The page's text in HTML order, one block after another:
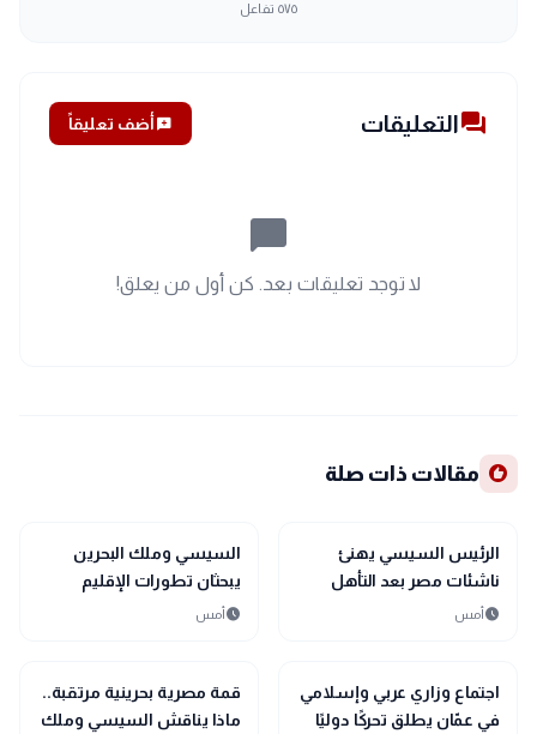
٥٧٥ تفاعل
forumالتعليقات add_commentأضف تعليقاً
chat_bubble_outline
لا توجد تعليقات بعد. كن أول من يعلق!
recommend مقالات ذات صلة
sports_soccer
رياضة
الرئيس السيسي يهنئ
ناشئات مصر بعد التأهل
التاريخي إلى نصف نهائي
scheduleأمس
bolt
عاجل
السيسي وملك البحرين
يبحثان تطورات الإقليم
ويؤكدان أولوية الحلول
scheduleأمس
bolt
عاجل
اجتماع وزاري عربي وإسلامي
في عمّان يطلق تحركًا دوليًا
bolt
عاجل
قمة مصرية بحرينية مرتقبة..
ماذا يناقش السيسي وملك